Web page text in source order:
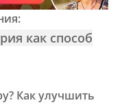
как способ
Как улучшить